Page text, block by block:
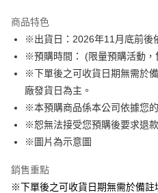
悠遊付
Google Pay
ATM付款
運送方式
預購訂單-宅配專用(🔺不同預購月
每筆NT$100，滿NT$1,300(含以上
商品特色
※出貨日：2026年11月底前後
※預購時間： (限量預購活動，
※下單後之可收貨日期無需於
廠發貨日為主。
※本預購商品係本公司依據您
※恕無法接受您預購後要求退
※圖片為示意圖
銷售重點
※下單後之可收貨日期無需於備